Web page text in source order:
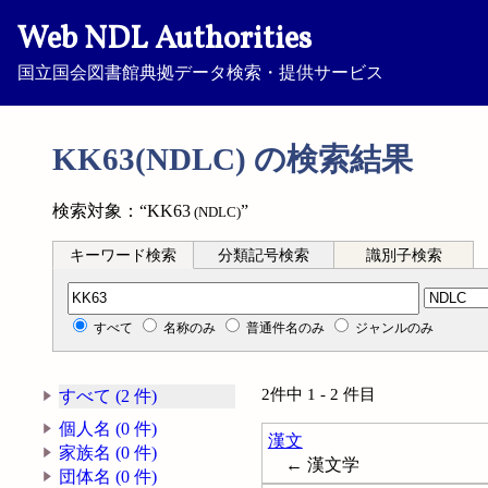
Web NDL Authorities
国立国会図書館典拠データ検索・提供サービス
KK63(NDLC) の検索結果
検索対象：“KK63 (NDLC)”
キーワード検索 分類記号検索 識別子検索
分類記号検索
すべて 名称のみ 普通件名のみ ジャンルのみ
すべて (2 件)
個人名 (0 件)
家族名 (0 件)
団体名 (0 件)
2件中 1 - 2 件目
漢文
← 漢文学